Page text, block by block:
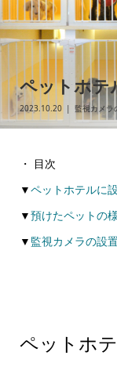
ペットホテ
2023.10.20 監視カメラ
・ 目次
▼ペットホテルに
▼預けたペットの
▼ 監視カメラの設
ペットホ